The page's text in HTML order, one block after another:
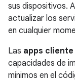
sus dispositivos.
actualizar los
en cualquier
Las apps cliente
capacidades de
mínimos en el